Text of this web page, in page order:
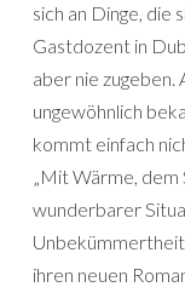
sich an Dinge, die
Gastdozent in
aber nie zugeben.
ungewöhnlich
kommt einfach
„Mit Wärme,
wunderbarer
ihren neuen